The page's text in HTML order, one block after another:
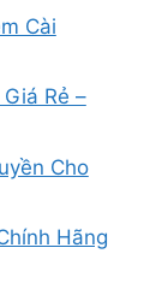
Cài
Rẻ –
Cho
Hãng